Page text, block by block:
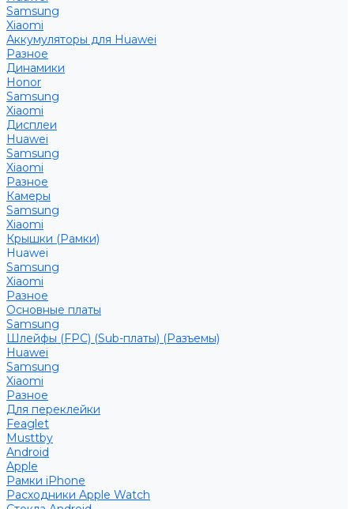
Samsung
Xiaomi
Аккумуляторы для Huawei
Разное
Динамики
Honor
Samsung
Xiaomi
Дисплеи
Huawei
Samsung
Xiaomi
Разное
Камеры
Samsung
Xiaomi
Крышки (Рамки)
Huawei
Samsung
Xiaomi
Разное
Основные платы
Samsung
Шлейфы (FPC) (Sub-платы) (Разъемы)
Huawei
Samsung
Xiaomi
Разное
Для переклейки
Feaglet
Musttby
Android
Apple
Рамки iPhone
Расходники Apple Watch